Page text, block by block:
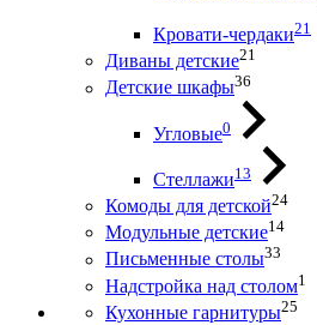
Кровати-чердаки21
Диваны детские21
Детские шкафы36
Угловые0
Стеллажи13
Комоды для детской24
Модульные детские14
Письменные столы33
Надстройка над столом1
Кухонные гарнитуры25